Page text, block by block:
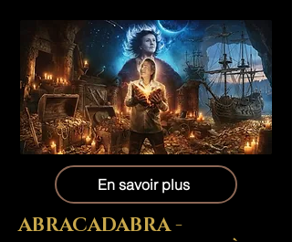
En savoir plus
ABRACADABRA -